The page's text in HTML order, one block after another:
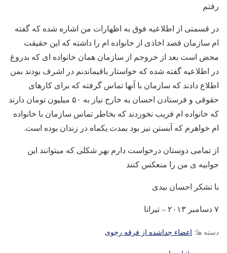
رفتم
در قسمتی از اطلاعیه فوق به اظهارات من اشاره شده که گفته
ام سازمان قصد اخاذی از خانواده ام را داشته که این حقیقت
محض است بعد از خروجم از سازمان همان خانواده ای که بدروغ
در اطلاعیه گفته شده که خواستار باقیماندنم در اشرف بودند بمن
اطلاع دادند که سازمان با آنها تماس گرفته که برای کارهای
حقوقی و فرستادن احسان به خارج نیاز به ۵۰ میلیون تومان دارند
که خانواده ام فریب نخوردند که بخاطر تماس سازمان با خانواده
ام خواهرم که آبستن نیز بود بمدت یکماه در زندان بوده است.
از تمامی دوستان درخواست دارم بهر شکلی که میتوانند این
جوابیه ی من را منعکس کنند
با تشکر احسان بیدی
۷ دسامبر ۲۰۱۳ – تیرانا
دسته ها: اعضاء جداشده از فرقه رجوی